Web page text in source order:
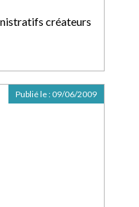
créateurs
Publié le : 09/06/2009